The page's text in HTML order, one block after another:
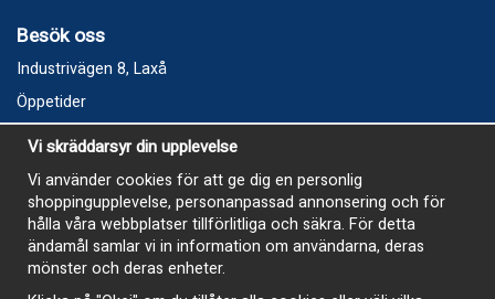
Besök oss
Industrivägen 8, Laxå
Öppetider
Vecka 32
Måndag kl 9-12, kl 13 - 15
Onsdag kl 9-12, kl 13 - 15
Tisdag, Tordag och Fredag stängt
E-Handelsbutiken är öppen och paket skickas hela
sommaren
Vi skräddarsyr din upplevelse
Vi använder cookies för att ge dig en personlig
shoppingupplevelse, personanpassad annonsering och för
hålla våra webbplatser tillförlitliga och säkra. För detta
ändamål samlar vi in information om användarna, deras
mönster och deras enheter.